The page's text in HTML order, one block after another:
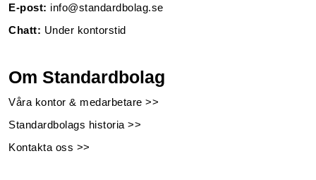
E-post: info@standardbolag.se
Chatt: Under kontorstid
Om Standardbolag
Våra kontor & medarbetare >>
Standardbolags historia >>
Kontakta oss >>